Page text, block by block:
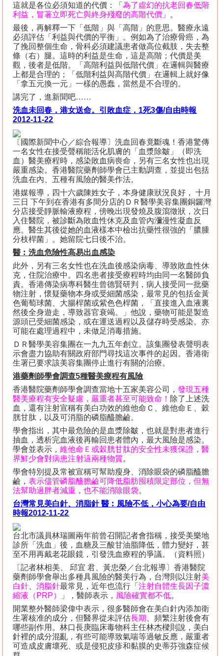
這就是各位必須知道的代價：「為了虛幻的抗老回春低階
利益，冒著立即死亡與終身殘廢的高階代價 」。
最後，再解釋一下「低階」與「高階」的意思。醫療永遠
必須評估「利益與代價的平衡」。例如為了治療骨癌，為
了挽回整個生命，骨科必須建議患者做高位截肢，失去整
條（右）腿。這時的利益是生命，這是高階；代價是美
觀，後者是低階。「高階利益與低階代價」在邏輯與醫療
上都是合理的；「低階利益與高階代價」在邏輯上就好像
「拿五元換一元」一樣的愚蠢，當然是不合理的。
講完了，進新聞吧……
洗血未回春，港女送命。引敗血症， 1死3傷/自由時報
2012-11-22
〔國際新聞中心／綜合報導〕洗血回春竟斷魂！香港驚傳
一名女性在接受聲稱能活化肌膚的「血漿除皺」（即洗
血）醫美療程時，感染敗血病喪命，另有三名女性也出現
嚴重感染。香港醫院藥劑師學會已主動調查，並提出包括
洗血在內、五種有風險的醫美作法。
港媒報導，四十六歲陳姓女子，本身健康狀況良好， 十月
三日 下午到在香港有多間分店的ＤＲ醫學美容集團銅鑼灣
分店接受靜脈輸液療程，傍晚出現發燒及腹瀉徵狀，次日
入住醫院，被診斷為敗血性休克及血管內瀰漫性凝血反
應。醫生其後從她的血液樣本中檢出抗藥性很強的「膿腫
分枝桿菌」。她留院七日後不治。
醫︰洗血危險性高易出血感染
此外，另有三名女性也在洗血後感染病毒、導致敗血性休
克，住院治療中。四名患者接受療程時均由同一名醫師負
責。香港傳染病專科醫生曾德賢研判，病人接受同一批藥
物注射，懷疑藥物本身或受細菌感染，最常見的包括金黃
色葡萄球菌、大腸桿菌或紫色色桿菌，「直接進入血液裏
然後全身遊走，導致器官衰竭。」他說，藥物可能是製造
源頭已受細菌感染，或在運送過程以及儲存時受感染。亦
可能在處理過程中，未做足消毒措施。
ＤＲ醫學美容集團在一九九五年創立。該集團發表聲明表
示會盡力協助有關政府部門尋找這次事件的起因。香港衛
生署已要求該美容集團停止進行有關的治療。
港藥劑師學會調查5種醫美療程有風險
香港醫院藥劑師學會調查當地十五家美容公司，發現五種
醫美療程有安全疑慮，嚴重者甚至可能致命！ 除了上述洗
血，還有注射宣稱有美白功效的維他命Ｃ、維他命Ｅ、穀
胱甘肽，以及可消脂的磷脂醯膽鹼。
學會指出，其中最危險的是血漿除皺，也就是對患者進行
抽血，透析完血液後再輸回患者體內，最大風險是感染。
學會並表示，維他命Ｅ或穀胱甘肽的安全性未獲保證，醫
界鮮少會對病患注射這兩種物質。
學會特別提及常被宣稱可幫助瘦身、消除眼袋的磷脂醯膽
鹼，表示儘管磷脂醯膽鹼可降低脂肪囤積限定部位，但無
法幫助過胖者減重，也不能消除眼袋。
台灣常見美白針、消脂針 醫︰風險不低，小心為要/自由
時報2012-11-22
台北市議員林瑞圖兩年前曾召開記者會指稱，接受美樂地
診所「洗血」後，血糖及三酸甘油脂降低，體力變好，甚
至不用再戴老花眼鏡，引發洗血療程的爭議。（資料照）
〔記者林相美、 邱宜 君、黃忠榮／台北報導〕香港醫院
藥劑師學會舉出多種具風險的醫美行為，台灣則以注射美
白針 、消脂針最常見，近年也流行「注射自體生長因子濃
縮液（ PRP） 」，醫師表示， 風險確實都不低。
開業整外醫師梁偉中表示，很多醫師會在美白針內添加衛
生署核准的成分，但醫界從未評估長期
、頻繁注射後會有
哪些副作用。林口長庚臨床毒物科主任林杰樑則說，美白
針裡的成分混亂，有些可能導致氣喘等過敏反應，嚴重者
可造成皮膚壞死、或是侵犯皮疹和黏膜的史蒂芬強森症候